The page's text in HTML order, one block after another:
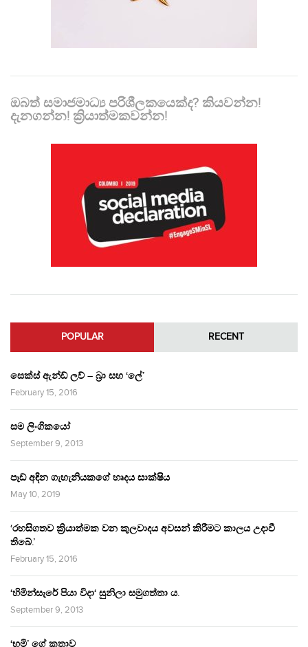
ඔබත් සමාජමාධ්‍ය පරිශීලකයෙක්ද? කියවන්න!
දැනගන්න! ක්‍රියාත්මකවන්න!
POPULAR RECENT
සෙක්ස් ඇන්ඩ් ලව් – බ්‍රා සහ ‘ලේ’
February 15, 2016
සම ලිංගිකයෝ
September 9, 2013
පෑඩ් අඳින ගැහැනියකගේ හෘදය සාක්ෂිය
May 10, 2019
‘රහසිගතව ක්‍රියාත්මක වන කුලවාදය අවසන් කිරීමට කාලය උදාවී
තිබේ.’
February 15, 2016
‘හිමින්සැරේ පියා විදා‘ සුනිලා සමුගත්තා ය.
September 9, 2013
‘භූමි’ ගේ කතාව